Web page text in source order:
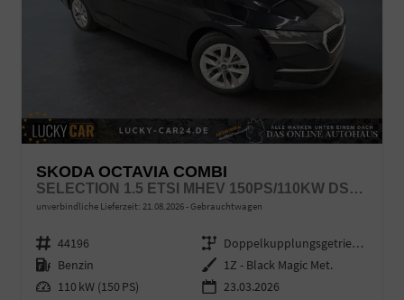
SKODA OCTAVIA COMBI
SELECTION 1.5 ETSI MHEV 150PS/110KW DSG7 2026 +AHK+SUNSET+3-ZONE+RFK+KESSY+EL.HECK+BHZ. LENKRAD
unverbindliche Lieferzeit: 21.08.2026 Gebrauchtwagen
Fahrzeugnr. 44196 Getriebe
Doppelkupplungsgetriebe (DSG)
Kraftstoff Benzin Außenfarbe 1Z - Black Magic Met.
Leistung 110 kW (150 PS) 23.03.2026